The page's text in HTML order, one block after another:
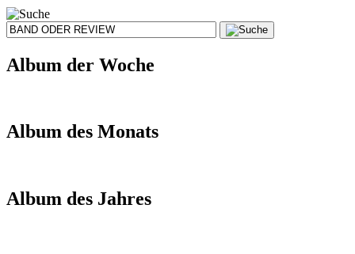
Album der Woche
Album des Monats
Album des Jahres